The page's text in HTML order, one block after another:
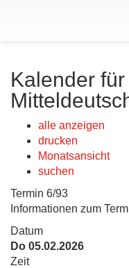
Kalender
alle anzeigen
drucken
Monatsansicht
suchen
Termin 6/93
Informationen zum
Datum
Do 05.02.2026
Zeit